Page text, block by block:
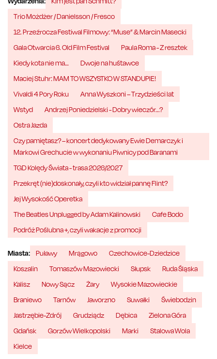
Trio Możdżer / Danielsson / Fresco
12. Przeźrocza Festiwal Filmowy: “Muse” & Marcin Masecki
Gala Otwarcia 6. Old Film Festival
Paula Roma - Z resztek
Kiedy kota nie ma…
Dwoje na huśtawce
Maciej Stuhr: MAM TO WSZYSTKO W STANDUPIE!
Vivaldi 4 Pory Roku
Anna Wyszkoni – Trzydzieści lat
Wstyd
Andrzej Poniedzielski - Dobry wieczór...?
Ostra Jazda
Czy pamiętasz? – koncert dedykowany Ewie Demarczyk i
Markowi Grechucie w wykonaniu Piwnicy pod Baranami
TGD Kolędy Świata - trasa 2026/2027
Przekręt (nie)doskonały, czyli kto widział pannę Flint?
Jej Wysokość Operetka
The Beatles Unplugged by Adam Kalinowski
Cafe Bodo
Podróż Poślubna +, czyli wakacje z promocji
Miasta: Puławy Mrągowo
Czechowice-Dziedzice
Koszalin
Tomaszów Mazowiecki Słupsk
Ruda Śląska
Kalisz
Nowy Sącz Żary
Wysokie Mazowieckie
Braniewo
Tarnów Jaworzno Suwałki
Świebodzin
Jastrzębie-Zdrój
Grudziądz Dębica
Zielona Góra
Gdańsk
Gorzów Wielkopolski Marki
Stalowa Wola
Kielce